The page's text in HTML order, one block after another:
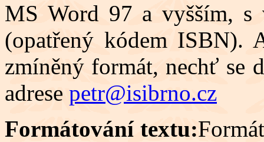
MS Word 97 a vyšším, s
(opatřený kódem ISBN).
zmíněný formát, nechť se
adrese petr@isibrno.cz
Formátování textu: